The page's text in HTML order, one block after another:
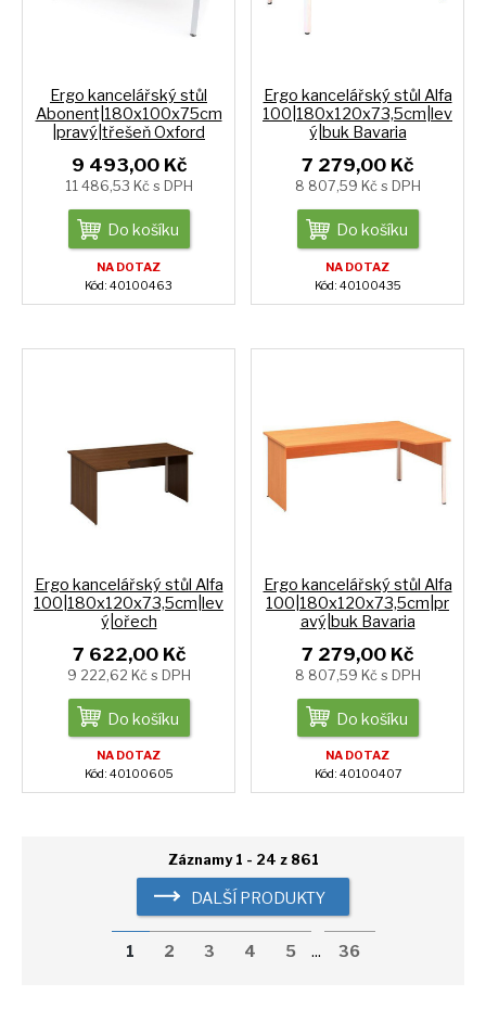
Ergo kancelářský stůl
Abonent|180x100x75cm
|pravý|třešeň Oxford
9 493,00 Kč
11 486,53 Kč s DPH
Do košíku
NA DOTAZ
Kód: 40100463
Ergo kancelářský stůl Alfa
100|180x120x73,5cm|lev
ý|buk Bavaria
7 279,00 Kč
8 807,59 Kč s DPH
Do košíku
NA DOTAZ
Kód: 40100435
Ergo kancelářský stůl Alfa
100|180x120x73,5cm|lev
ý|ořech
7 622,00 Kč
9 222,62 Kč s DPH
Do košíku
NA DOTAZ
Kód: 40100605
Ergo kancelářský stůl Alfa
100|180x120x73,5cm|pr
avý|buk Bavaria
7 279,00 Kč
8 807,59 Kč s DPH
Do košíku
NA DOTAZ
Kód: 40100407
Záznamy 1 - 24 z 861
DALŠÍ PRODUKTY
1 2 3 4 5 ... 36